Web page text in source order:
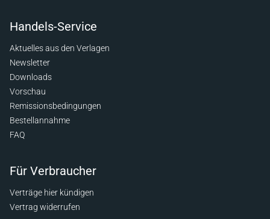
Handels-Service
Aktuelles aus den Verlagen
Newsletter
Downloads
Vorschau
Remissionsbedingungen
Bestellannahme
FAQ
Für Verbraucher
Verträge hier kündigen
Vertrag widerrufen